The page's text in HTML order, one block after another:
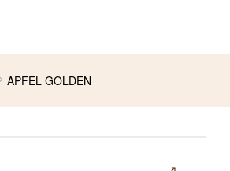
APFEL GOLDEN